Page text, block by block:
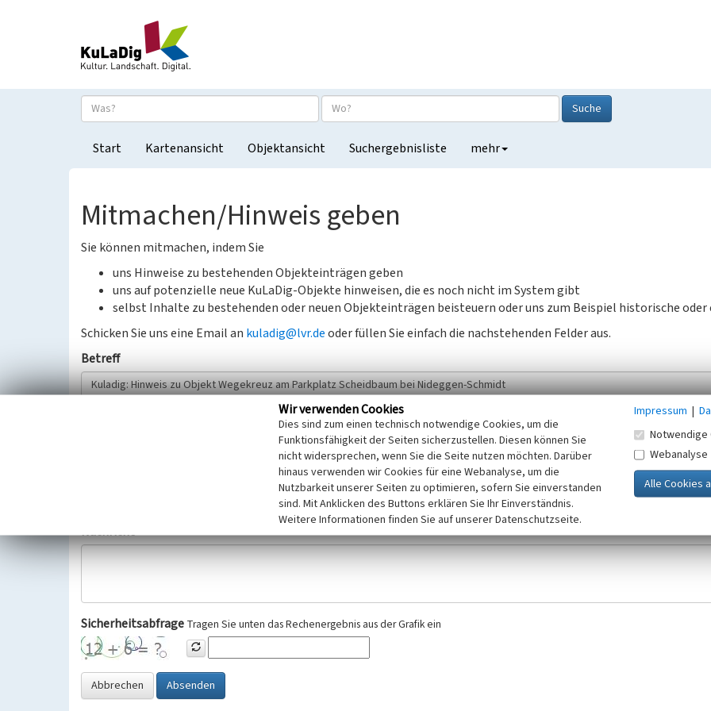
Suche
Start Kartenansicht Objektansicht Suchergebnisliste mehr
Mitmachen/Hinweis geben
Sie können mitmachen, indem Sie
uns Hinweise zu bestehenden Objekteinträgen geben
uns auf potenzielle neue KuLaDig-Objekte hinweisen, die es noch nicht im System gibt
selbst Inhalte zu bestehenden oder neuen Objekteinträgen beisteuern oder uns zum Beispiel historische oder
Schicken Sie uns eine Email an kuladig@lvr.deoder füllen Sie einfach die nachstehenden Felder aus.
Betreff
Wir bitten Sie um freiwillige Angabe Ihres Namens und Ihrer E-Mail-Adresse. Ihre Angaben werden ausschließlich im Rahmen der KuLaDig-
Selbstverständlich werden diese entsprechend der Vorschriften des Telemediengesetzes, des Datenschutzgesetzes NRW und der seit
Datenschutzgrundverordnung (EU-DSGVO) vertraulich behandelt, beachten Sie bitte unsere Hinweise zumDatenschutz
Nachricht
Sicherheitsabfrage Tragen Sie unten das Rechenergebnis aus der Grafik ein
Abbrechen Absenden
Wir verwenden Cookies
Dies sind zum einen technisch notwendige Cookies, um die
Funktionsfähigkeit der Seiten sicherzustellen. Diesen können Sie
nicht widersprechen, wenn Sie die Seite nutzen möchten. Darüber
hinaus verwenden wir Cookies für eine Webanalyse, um die
Nutzbarkeit unserer Seiten zu optimieren, sofern Sie einverstanden
sind. Mit Anklicken des Buttons erklären Sie Ihr Einverständnis.
Weitere Informationen finden Sie auf unserer Datenschutzseite.
Impressum |
Notwendige
Webanalyse